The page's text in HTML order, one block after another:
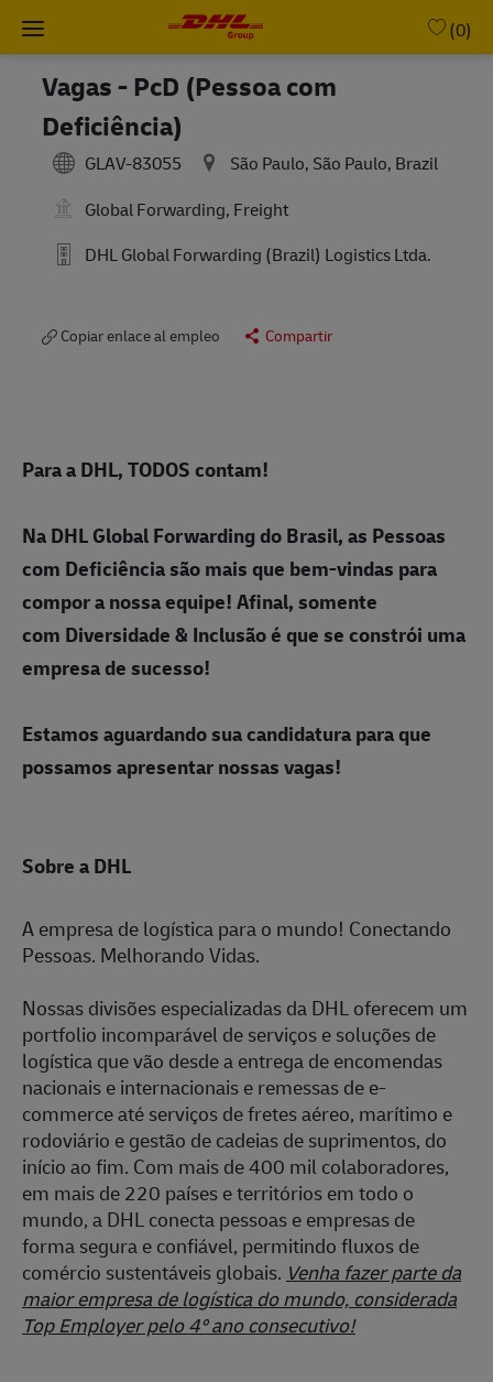
Skip to main content
(0)
Vagas - PcD (Pessoa com
Deficiência)
GLAV-83055
São Paulo, São Paulo, Brazil
Global Forwarding, Freight
DHL Global Forwarding (Brazil) Logistics Ltda.
Copiar enlace al empleo Compartir
Para a DHL, TODOS contam!
Na DHL Global Forwarding do Brasil, as Pessoas
com Deficiênciasão mais que bem-vindas para
compor a nossa equipe! Afinal, somente
com Diversidade & Inclusãoé que se constrói uma
empresa de sucesso!
Estamos aguardando sua candidatura para que
possamos apresentar nossas vagas!
Sobre a DHL
A empresa de logística para o mundo! Conectando
Pessoas. Melhorando Vidas.
Nossas divisões especializadas da DHL oferecem um
portfolio incomparável de serviços e soluções de
logística que vão desde a entrega de encomendas
nacionais e internacionais e remessas de e-
commerce até serviços de fretes aéreo, marítimo e
rodoviário e gestão de cadeias de suprimentos, do
início ao fim. Com mais de 400 mil colaboradores,
em mais de 220 países e territórios em todo o
mundo, a DHL conecta pessoas e empresas de
forma segura e confiável, permitindo fluxos de
comércio sustentáveis globais. Venha fazer parte da
maior empresa de logística do mundo, considerada
Top Employer pelo 4º ano consecutivo!